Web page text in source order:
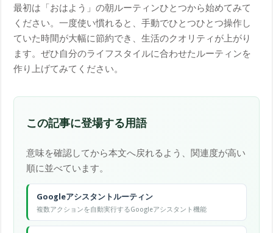
最初は「おはよう」の朝ルーティンひとつから始めてみて
ください。一度使い慣れると、手動でひとつひとつ操作し
ていた時間が大幅に節約でき、生活のクオリティが上がり
ます。ぜひ自分のライフスタイルに合わせたルーティンを
作り上げてみてください。
この記事に登場する用語
意味を確認してから本文へ戻れるよう、関連度が高い
順に並べています。
Googleアシスタントルーティン
複数アクションを自動実行するGoogleアシスタント機能